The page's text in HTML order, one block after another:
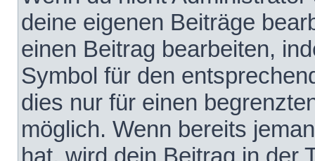
deine eigenen Beiträge
einen Beitrag bearbeiten,
Symbol für den
dies nur für einen
möglich. Wenn bereits
hat, wird dein Beitrag in der